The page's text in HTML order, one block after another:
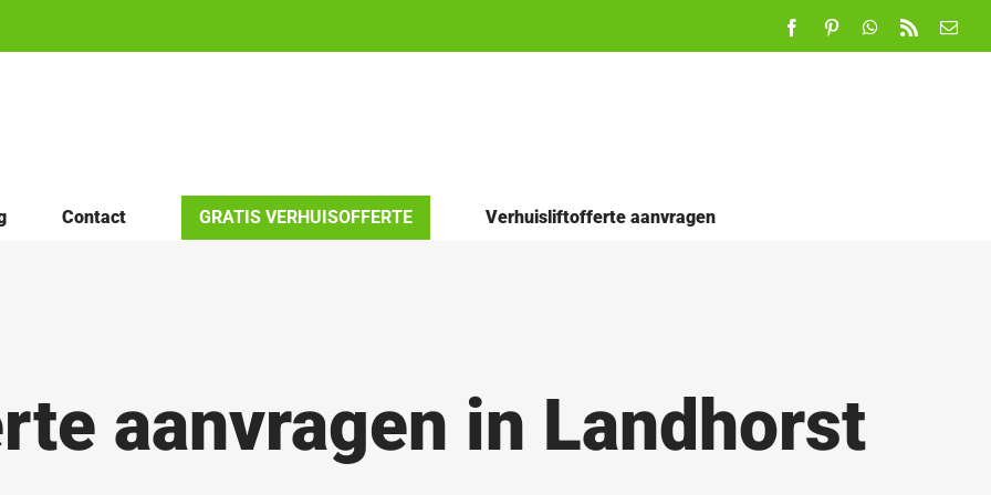
FacebookPinterestWhatsApp
Rss
E-
Contact GRATIS VERHUISOFFERTE Verhuisliftofferte aanvragen
aanvragen in Landhorst